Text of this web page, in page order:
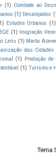
(1) Combate ao
(1) Desalojados
Estudos Urbanos (1)
(1) Imigração
Lelis (1) Marta
das Cidades
(1) Produção de
(1) Turismo e
Tema